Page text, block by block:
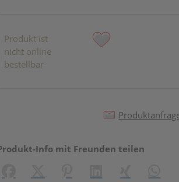
Produkt ist
nicht online
bestellbar
Info mit Freunden teilen